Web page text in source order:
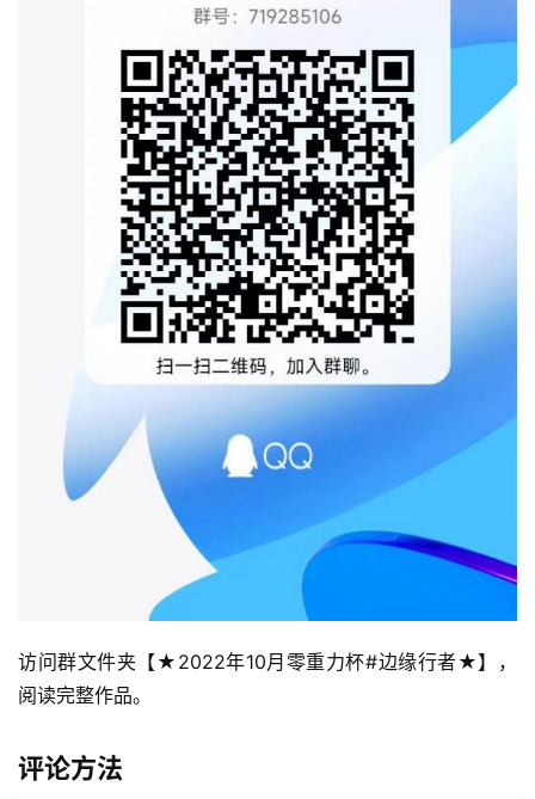
征
文
投
稿
访问群文件夹【★2022年10月零重力杯#边缘行者★】，
阅读完整作品。
评论方法